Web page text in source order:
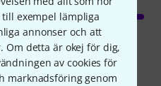
exempel lämpliga
annonser och att
Om detta är okej för dig,
av cookies för
marknadsföring genom